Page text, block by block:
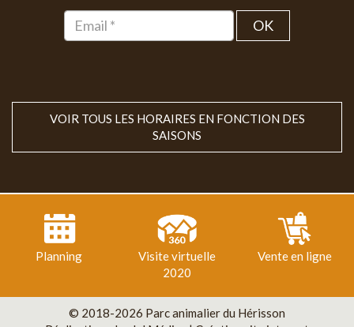
OK
VOIR TOUS LES HORAIRES EN FONCTION DES
SAISONS
Planning
Visite virtuelle
2020
Vente en ligne
© 2018-2026 Parc animalier du Hérisson